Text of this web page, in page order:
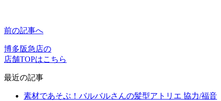
前の記事へ
博多阪急店の
店舗TOPはこちら
最近の記事
素材であそぶ！バルバルさんの髪型アトリエ 協力/福音